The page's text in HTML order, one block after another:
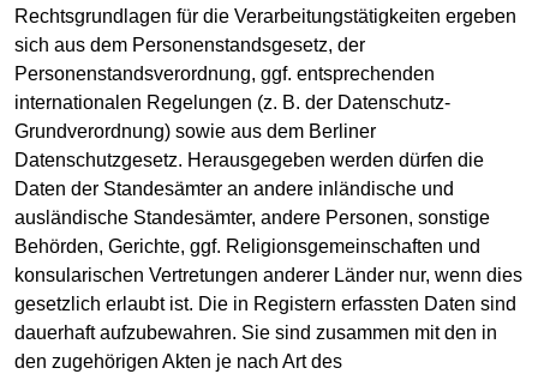
Rechtsgrundlagen für die Verarbeitungstätigkeiten ergeben
sich aus dem Personenstandsgesetz, der
Personenstandsverordnung, ggf. entsprechenden
internationalen Regelungen (z. B. der Datenschutz-
Grundverordnung) sowie aus dem Berliner
Datenschutzgesetz. Herausgegeben werden dürfen die
Daten der Standesämter an andere inländische und
ausländische Standesämter, andere Personen, sonstige
Behörden, Gerichte, ggf. Religionsgemeinschaften und
konsularischen Vertretungen anderer Länder nur, wenn dies
gesetzlich erlaubt ist. Die in Registern erfassten Daten sind
dauerhaft aufzubewahren. Sie sind zusammen mit den in
den zugehörigen Akten je nach Art des